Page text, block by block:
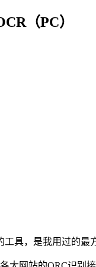
（PC）
具，是我用过的最